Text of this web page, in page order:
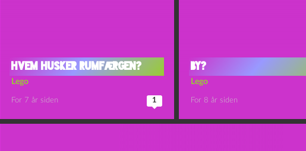
Hvem husker rumfærgen?
Lego
For 7 år siden 1
By?
Lego
For 8 år siden